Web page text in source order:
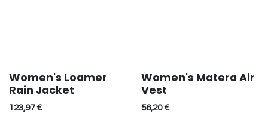
Women's Loamer
Rain Jacket
123,97€
Réduction
Women's Matera Air
Vest
56,20€